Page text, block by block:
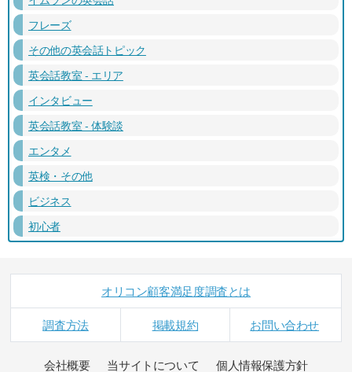
フレーズ
その他の英会話トピック
英会話教室 - エリア
インタビュー
英会話教室 - 体験談
エンタメ
英検・その他
ビジネス
初心者
オリコン顧客満足度調査とは
調査方法 掲載規約 お問い合わせ
会社概要 当サイトについて 個人情報保護方針